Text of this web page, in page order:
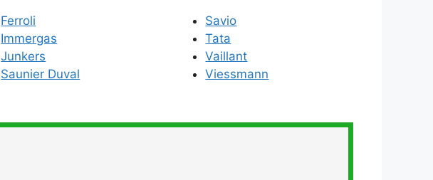
Ferroli
Immergas
Junkers
Saunier Duval
Savio
Tata
Vaillant
Viessmann